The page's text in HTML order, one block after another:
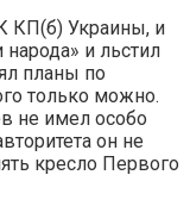
КП(б) Украины, и
и льстил
планы по
только можно.
не имел особо
он не
кресло Первого